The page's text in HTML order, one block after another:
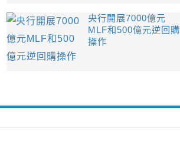
央行開展7000億元
MLF和500億元逆回購
操作